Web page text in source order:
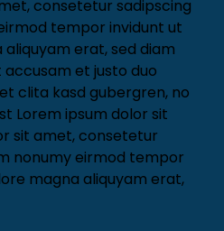
consetetur sadipscing
tempor invidunt ut
erat, sed diam
et justo duo
clita kasd gubergren, no
Lorem ipsum dolor sit
sit amet, consetetur
nonumy eirmod tempor
magna aliquyam erat,